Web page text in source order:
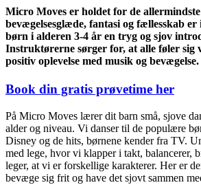
/
Micro Moves er holdet for de
bevægelsesglæde, fantasi og fællesskab
børn i alderen 3-4 år en tryg og sjov
Instruktørerne sørger for, at alle føler sig
positiv oplevelse med musik og bevægelse.
Book din gratis prøvetime her
På Micro Moves lærer dit barn små, sjove
alder og niveau. Vi danser til de populære
Disney og de hits, børnene kender fra TV.
med lege, hvor vi klapper i takt, balancerer,
leger, at vi er forskellige karakterer. Her er
bevæge sig frit og have det sjovt sammen